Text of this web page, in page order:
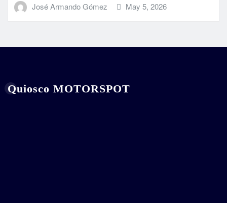
José Armando Gómez May 5, 2026
Quiosco MOTORSPOT